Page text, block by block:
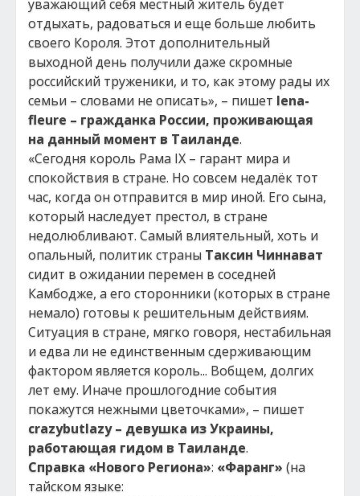
уважающий себя местный житель будет
отдыхать, радоваться и еще больше любить
своего Короля. Этот дополнительный
выходной день получили даже скромные
российский труженики, и то, как этому рады их
семьи – словами не описать», – пишет lena-
fleure – гражданка России, проживающая
на данный момент в Таиланде.
«Сегодня король Рама IX – гарант мира и
спокойствия в стране. Но совсем недалёк тот
час, когда он отправится в мир иной. Его сына,
который наследует престол, в стране
недолюбливают. Самый влиятельный, хоть и
опальный, политик страны Таксин Чиннават
сидит в ожидании перемен в соседней
Камбодже, а его сторонники (которых в стране
немало) готовы к решительным действиям.
Ситуация в стране, мягко говоря, нестабильная
и едва ли не единственным сдерживающим
фактором является король... Вобщем, долгих
лет ему. Иначе прошлогодние события
покажутся нежными цветочками», – пишет
crazybutlazy– девушка из Украины,
работающая гидом в Таиланде.
Справка «Нового Региона»: «Фаранг» (на
тайском языке: